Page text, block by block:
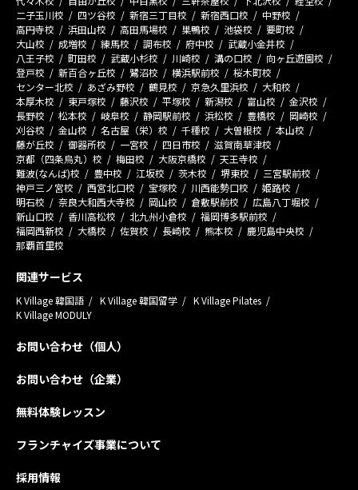
二子玉川校
四ツ谷校 新宿三丁目校 新宿西口校
中野校
高円寺校
浜田山校 高田馬場校 巣鴨校 池袋校
要町校
大山校
成増校 練馬校 調布校 府中校
武蔵小金井校
八王子校
町田校 武蔵小杉校 川崎校 溝の口校
向ヶ丘遊園校
登戸校
新百合ヶ丘校 鷺沼校 横浜駅前校
桜木町校
センター北校
あざみ野校 鶴見校 京急久里浜校
大和校
本厚木校
東戸塚校 藤沢校 平塚校 新潟校 富山校
金沢校
長野校
松本校 岐阜校 静岡駅前校 浜松校 豊橋校
岡崎校
刈谷校
金山校 名古屋（栄）校 千種校 大曽根校
本山校
藤が丘校
御器所校 一宮校 四日市校
滋賀南草津校
京都（四条烏丸）校
梅田校 大阪京橋校
天王寺校
難波(なんば)校
豊中校 江坂校 茨木校 堺東校
三宮駅前校
神戸三ノ宮校
西宮北口校 宝塚校 川西能勢口校
姫路校
明石校
奈良大和西大寺校 岡山校 倉敷駅前校
広島八丁堀校
新山口校
香川高松校 北九州小倉校
福岡博多駅前校
福岡西新校
大橋校 佐賀校 長崎校 熊本校
鹿児島中央校
那覇首里校
関連サービス
K Village 韓国語 K Village 韓国留学
K Village Pilates
K Village MODULY
お問い合わせ（個人）
お問い合わせ（企業）
無料体験レッスン
フランチャイズ事業について
採用情報